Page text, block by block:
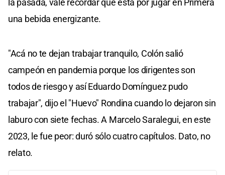
una bebida energizante.
"Acá no te dejan trabajar tranquilo, Colón salió
campeón en pandemia porque los dirigentes son
todos de riesgo y así Eduardo Domínguez pudo
trabajar", dijo el "Huevo" Rondina cuando lo dejaron sin
laburo con siete fechas. A Marcelo Saralegui, en este
2023, le fue peor: duró sólo cuatro capítulos. Dato, no
relato.